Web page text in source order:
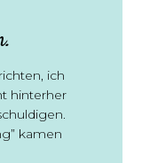
ich
hinterher
kamen